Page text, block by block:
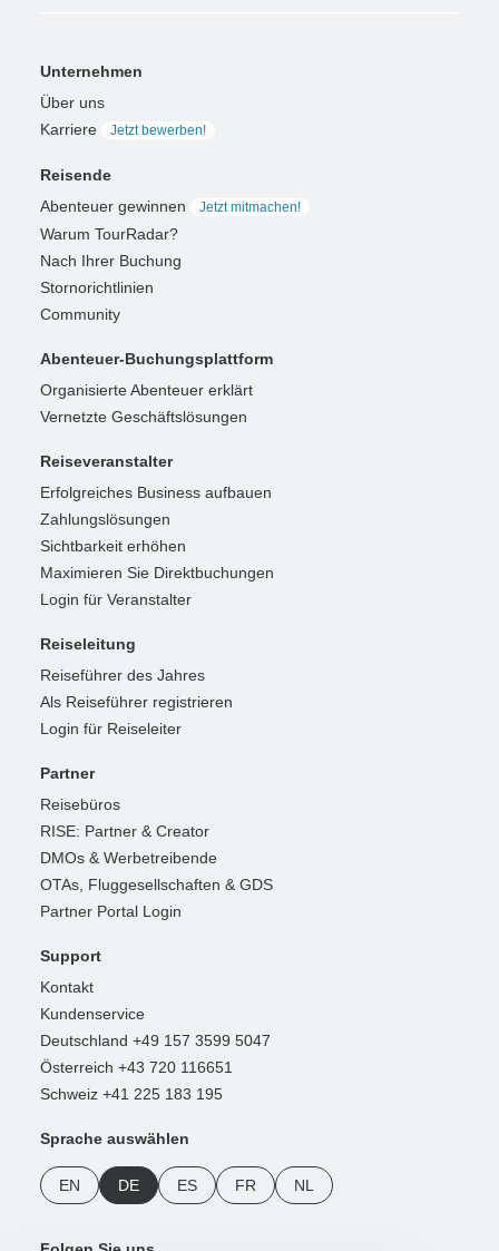
Unternehmen
Über uns
Karriere
Jetzt bewerben!
Reisende
Abenteuer gewinnen
Jetzt mitmachen!
Warum TourRadar?
Nach Ihrer Buchung
Stornorichtlinien
Community
Abenteuer-Buchungsplattform
Organisierte Abenteuer erklärt
Vernetzte Geschäftslösungen
Reiseveranstalter
Erfolgreiches Business aufbauen
Zahlungslösungen
Sichtbarkeit erhöhen
Maximieren Sie Direktbuchungen
Login für Veranstalter
Reiseleitung
Reiseführer des Jahres
Als Reiseführer registrieren
Login für Reiseleiter
Partner
Reisebüros
RISE: Partner & Creator
DMOs & Werbetreibende
OTAs, Fluggesellschaften & GDS
Partner Portal Login
Support
Kontakt
Kundenservice
Deutschland +49 157 3599 5047
Österreich +43 720 116651
Schweiz +41 225 183 195
Sprache auswählen
EN DE ES FR NL